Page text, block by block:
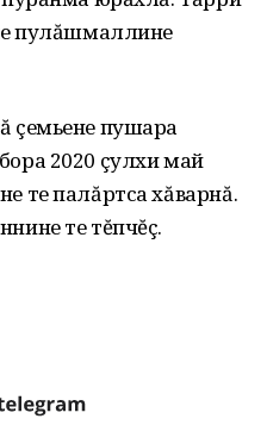
пулăшмаллине
çемьене пушара
2020 çулхи май
те палăртса хăварнă.
те тĕпчĕç.